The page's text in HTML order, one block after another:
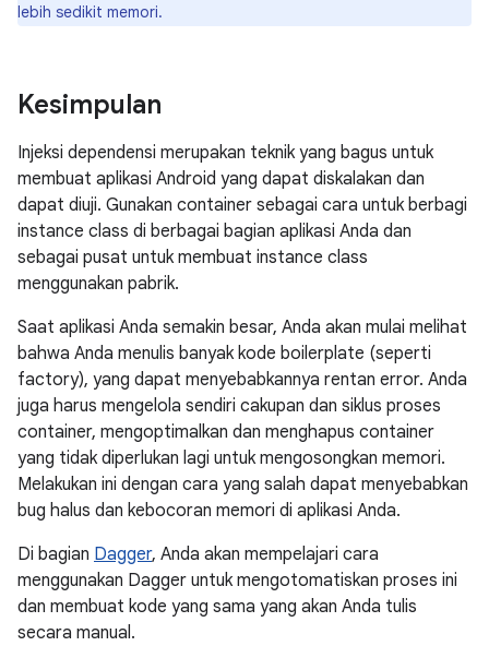
lebih sedikit memori.
Kesimpulan
Injeksi dependensi merupakan teknik yang bagus untuk
membuat aplikasi Android yang dapat diskalakan dan
dapat diuji. Gunakan container sebagai cara untuk berbagi
instance class di berbagai bagian aplikasi Anda dan
sebagai pusat untuk membuat instance class
menggunakan pabrik.
Saat aplikasi Anda semakin besar, Anda akan mulai melihat
bahwa Anda menulis banyak kode boilerplate (seperti
factory), yang dapat menyebabkannya rentan error. Anda
juga harus mengelola sendiri cakupan dan siklus proses
container, mengoptimalkan dan menghapus container
yang tidak diperlukan lagi untuk mengosongkan memori.
Melakukan ini dengan cara yang salah dapat menyebabkan
bug halus dan kebocoran memori di aplikasi Anda.
Di bagian Dagger, Anda akan mempelajari cara
menggunakan Dagger untuk mengotomatiskan proses ini
dan membuat kode yang sama yang akan Anda tulis
secara manual.